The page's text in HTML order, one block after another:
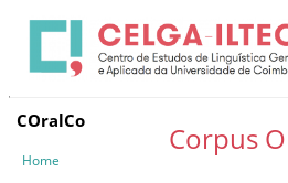
COralCo
Home
Corpus